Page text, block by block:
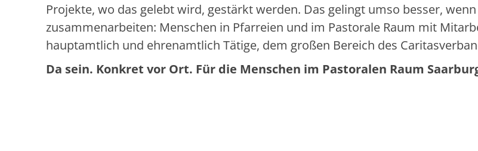
Projekte, wo das gelebt wird, gestärkt werden. Das gelingt umso besser,
zusammenarbeiten: Menschen in Pfarreien und im Pastorale Raum mit
hauptamtlich und ehrenamtlich Tätige, dem großen Bereich des
Da sein. Konkret vor Ort. Für die Menschen im Pastoralen Raum